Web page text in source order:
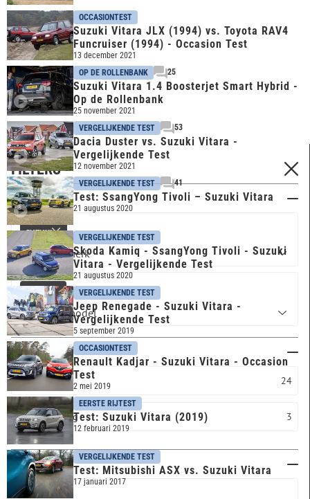
FILTERS
Merk & model
SUZUKI
VITARA
Carrosserie
SUV 24
Overig 3
Trefwoord
OCCASIONTEST
Suzuki Vitara JLX (1994) vs. Toyota RAV4
Funcruiser (1994) - Occasion Test
13 december 2021
OP DE ROLLENBANK
25
Suzuki Vitara 1.4 Boosterjet Smart Hybrid -
Op de Rollenbank
25 november 2021
VERGELIJKENDE TEST
53
Dacia Duster vs. Suzuki Vitara -
Vergelijkende Test
12 november 2021
VERGELIJKENDE TEST
41
Test: SsangYong Tivoli – Suzuki Vitara
21 augustus 2020
VERGELIJKENDE TEST
Skoda Kamiq - SsangYong Tivoli - Suzuki
Vitara - Vergelijkende Test
21 augustus 2020
VERGELIJKENDE TEST
Jeep Renegade - Suzuki Vitara -
Vergelijkende Test
5 september 2019
OCCASIONTEST
Renault Kadjar - Suzuki Vitara - Occasion
Test
2 mei 2019
EERSTE RIJTEST
Test: Suzuki Vitara (2019)
12 februari 2019
VERGELIJKENDE TEST
Test: Mitsubishi ASX vs. Suzuki Vitara
17 januari 2017